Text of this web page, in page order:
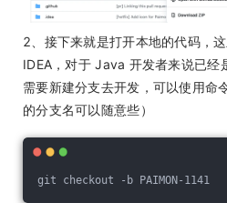
2、接下来就是打开本地的代码，
IDEA，对于 Java 开发者来说已经
需要新建分支去开发，可以使用命
的分支名可以随意些）
git checkout -b PAIMON-1141